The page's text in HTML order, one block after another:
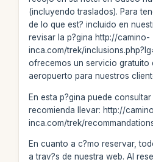
(incluyendo traslados). Para
de lo que est? incluido en
revisar la p?gina http://camino-
inca.com/trek/
ofrecemos un servicio gratuito
aeropuerto para nuestros
En esta p?gina puede
recomienda llevar: http://
inca.com/trek/
En cuanto a c?mo reservar,
a trav?s de nuestra web. Al